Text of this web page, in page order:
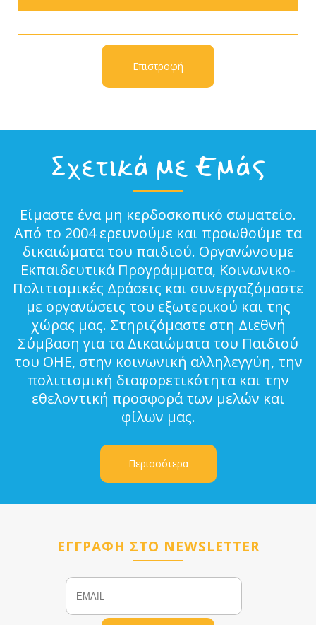
Επιστροφή
Σχετικά με Εμάς
Είμαστε ένα μη κερδοσκοπικό σωματείο.
Από το 2004 ερευνούμε και προωθούμε τα
δικαιώματα του παιδιού. Οργανώνουμε
Εκπαιδευτικά Προγράμματα, Κοινωνικο-
Πολιτισμικές Δράσεις και συνεργαζόμαστε
με οργανώσεις του εξωτερικού και της
χώρας μας. Στηριζόμαστε στη Διεθνή
Σύμβαση για τα Δικαιώματα του Παιδιού
του ΟΗΕ, στην κοινωνική αλληλεγγύη, την
πολιτισμική διαφορετικότητα και την
εθελοντική προσφορά των μελών και
φίλων μας.
Περισσότερα
ΕΓΓΡΑΦΗ ΣΤΟ NEWSLETTER
Email